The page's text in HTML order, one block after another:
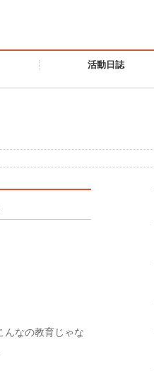
活動日誌
んなの教育じゃな